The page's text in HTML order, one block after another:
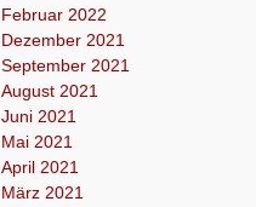
Februar 2022
Dezember 2021
September 2021
August 2021
Juni 2021
Mai 2021
April 2021
März 2021